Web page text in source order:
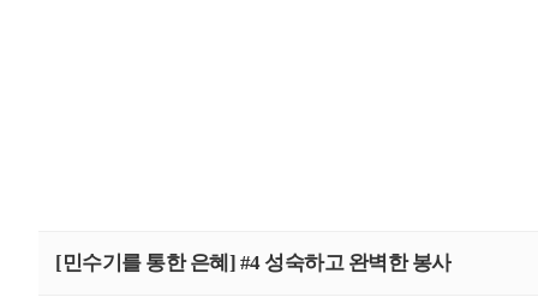
[민수기를 통한 은혜] #4 성숙하고 완벽한 봉사